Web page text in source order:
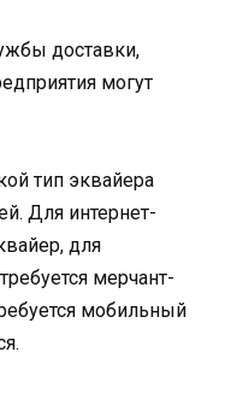
доставки,
могут
тип эквайера
Для интернет-
для
мерчант-
мобильный